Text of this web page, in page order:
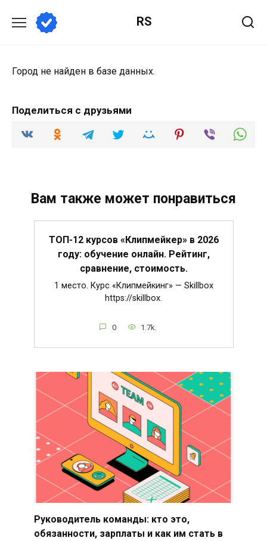
содержанию
RS
Город не найден в базе данных.
Поделиться с друзьями
Вам также может понравиться
ТОП-12 курсов «Клипмейкер» в 2026
году: обучение онлайн. Рейтинг,
сравнение, стоимость.
1 место. Курс «Клипмейкинг» — Skillbox
https://skillbox.
0 1.7k.
Руководитель команды: кто это,
обязанности, зарплаты и как им стать в